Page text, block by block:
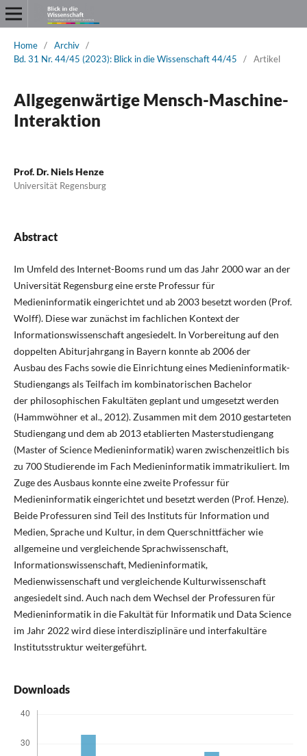
Home / Archiv /
Bd. 31 Nr. 44/45 (2023): Blick in die Wissenschaft 44/45
/ Artikel
Allgegenwärtige Mensch-Maschine-
Interaktion
Prof. Dr. Niels Henze
Universität Regensburg
Abstract
Im Umfeld des Internet-Booms rund um das Jahr 2000 war an der
Universität Regensburg eine erste Professur für
Medieninformatik eingerichtet und ab 2003 besetzt worden (Prof.
Wolff). Diese war zunächst im fachlichen Kontext der
Informationswissenschaft angesiedelt. In Vorbereitung auf den
doppelten Abiturjahrgang in Bayern konnte ab 2006 der
Ausbau des Fachs sowie die Einrichtung eines Medieninformatik-
Studiengangs als Teilfach im kombinatorischen Bachelor
der philosophischen Fakultäten geplant und umgesetzt werden
(Hammwöhner et al., 2012). Zusammen mit dem 2010 gestarteten
Studiengang und dem ab 2013 etablierten Masterstudiengang
(Master of Science Medieninformatik) waren zwischenzeitlich bis
zu 700 Studierende im Fach Medieninformatik immatrikuliert. Im
Zuge des Ausbaus konnte eine zweite Professur für
Medieninformatik eingerichtet und besetzt werden (Prof. Henze).
Beide Professuren sind Teil des Instituts für Information und
Medien, Sprache und Kultur, in dem Querschnittfächer wie
allgemeine und vergleichende Sprachwissenschaft,
Informationswissenschaft, Medieninformatik,
Medienwissenschaft und vergleichende Kulturwissenschaft
angesiedelt sind. Auch nach dem Wechsel der Professuren für
Medieninformatik in die Fakultät für Informatik und Data Science
im Jahr 2022 wird diese interdisziplinäre und interfakultäre
Institutsstruktur weitergeführt.
Downloads